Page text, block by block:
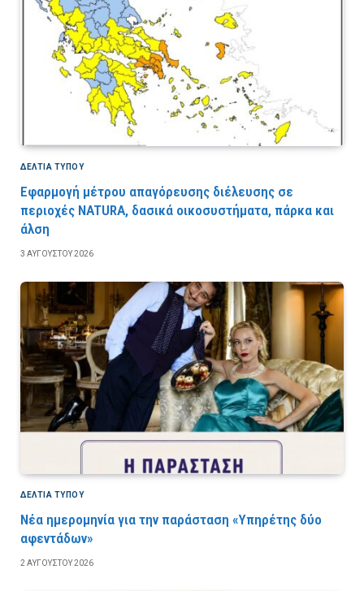
ΔΕΛΤΙΑ ΤΥΠΟΥ
Εφαρμογή μέτρου απαγόρευσης διέλευσης σε
περιοχές NATURA, δασικά οικοσυστήματα, πάρκα και
άλση
3 ΑΥΓΟΎΣΤΟΥ 2026
ΔΕΛΤΙΑ ΤΥΠΟΥ
Νέα ημερομηνία για την παράσταση «Υπηρέτης δύο
αφεντάδων»
2 ΑΥΓΟΎΣΤΟΥ 2026